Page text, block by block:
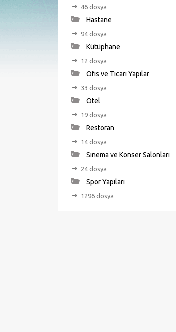
46 dosya
Hastane
94 dosya
Kütüphane
12 dosya
Ofis ve Ticari Yapılar
33 dosya
Otel
19 dosya
Restoran
14 dosya
Sinema ve Konser Salonları
24 dosya
Spor Yapıları
1296 dosya